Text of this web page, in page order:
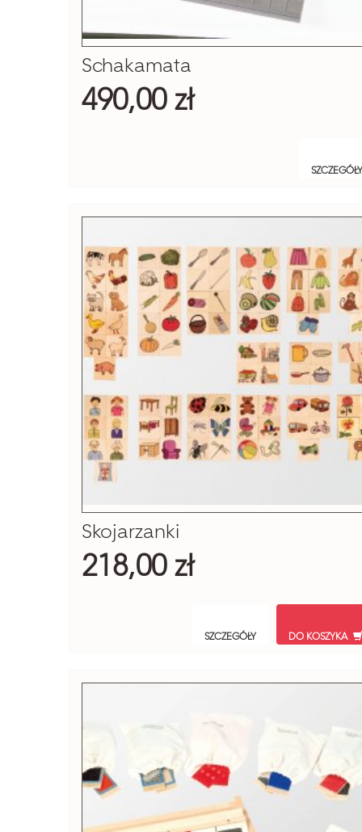
Schakamata
490,00 zł
SZCZEGÓŁY
Skojarzanki
218,00 zł
SZCZEGÓŁY DO KOSZYKA